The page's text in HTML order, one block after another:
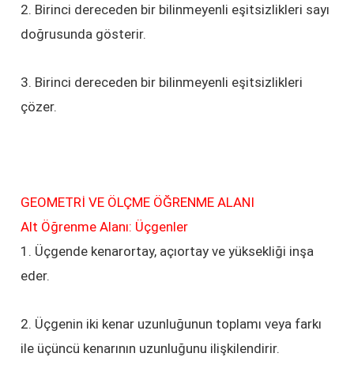
2. Birinci dereceden bir bilinmeyenli eşitsizlikleri sayı
doğrusunda gösterir.
3. Birinci dereceden bir bilinmeyenli eşitsizlikleri
çözer.
GEOMETRİ VE ÖLÇME ÖĞRENME ALANI
Alt Öğrenme Alanı: Üçgenler
1. Üçgende kenarortay, açıortay ve yüksekliği inşa
eder.
2. Üçgenin iki kenar uzunluğunun toplamı veya farkı
ile üçüncü kenarının uzunluğunu ilişkilendirir.